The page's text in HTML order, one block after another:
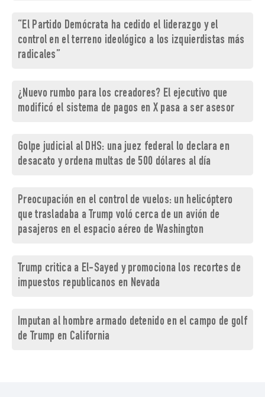
“El Partido Demócrata ha cedido el liderazgo y el
control en el terreno ideológico a los izquierdistas más
radicales”
¿Nuevo rumbo para los creadores? El ejecutivo que
modificó el sistema de pagos en X pasa a ser asesor
Golpe judicial al DHS: una juez federal lo declara en
desacato y ordena multas de 500 dólares al día
Preocupación en el control de vuelos: un helicóptero
que trasladaba a Trump voló cerca de un avión de
pasajeros en el espacio aéreo de Washington
Trump critica a El-Sayed y promociona los recortes de
impuestos republicanos en Nevada
Imputan al hombre armado detenido en el campo de golf
de Trump en California